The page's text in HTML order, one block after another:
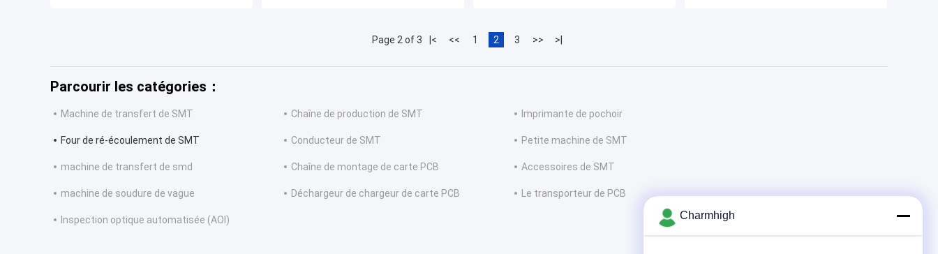
Page 2 of 3 |< << 1 2 3 >> >|
Parcourir les catégories：
Machine de transfert de SMT Chaîne de production de SMT Imprimante de pochoir
Four de ré-écoulement de SMT Conducteur de SMT Petite machine de SMT
machine de transfert de smd Chaîne de montage de carte PCB Accessoires de SMT
machine de soudure de vague Déchargeur de chargeur de carte PCB Le transporteur de PCB
Inspection optique automatisée (AOI) Charmhigh